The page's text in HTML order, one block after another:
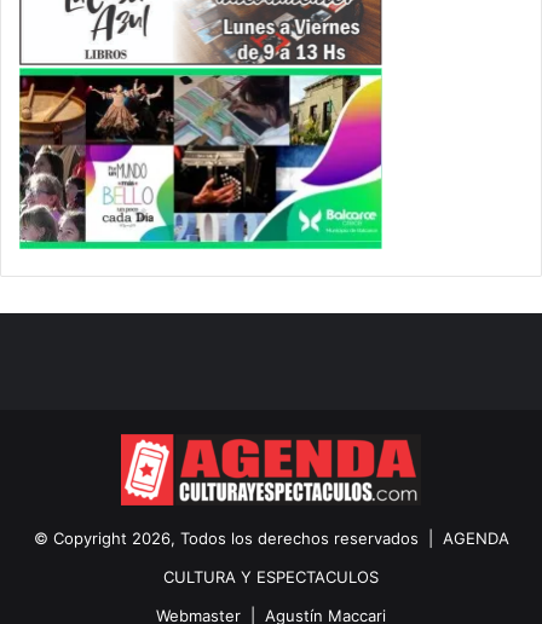
© Copyright 2026, Todos los derechos reservados | AGENDA
CULTURA Y ESPECTACULOS
Webmaster | Agustín Maccari